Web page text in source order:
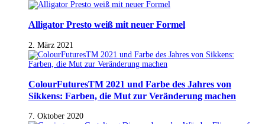
Alligator Presto weiß mit neuer Formel
2. März 2021
ColourFuturesTM 2021 und Farbe des Jahres von
Sikkens: Farben, die Mut zur Veränderung machen
7. Oktober 2020